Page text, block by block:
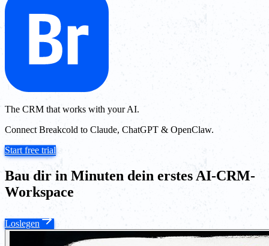
The CRM that works with your AI.
Connect Breakcold to Claude, ChatGPT & OpenClaw.
Start free trial
Bau dir in Minuten dein erstes AI-CRM-
Workspace
Loslegen